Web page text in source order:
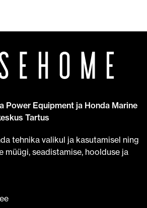
Power Equipment ja Honda Marine
Tartus
tehnika valikul ja kasutamisel ning
müügi, seadistamise, hoolduse ja